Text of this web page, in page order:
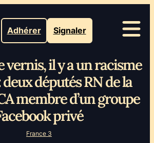
Adhérer Signaler
vernis, il y a un racisme
deux députés RN de la
membre d’un groupe
privé
France 3